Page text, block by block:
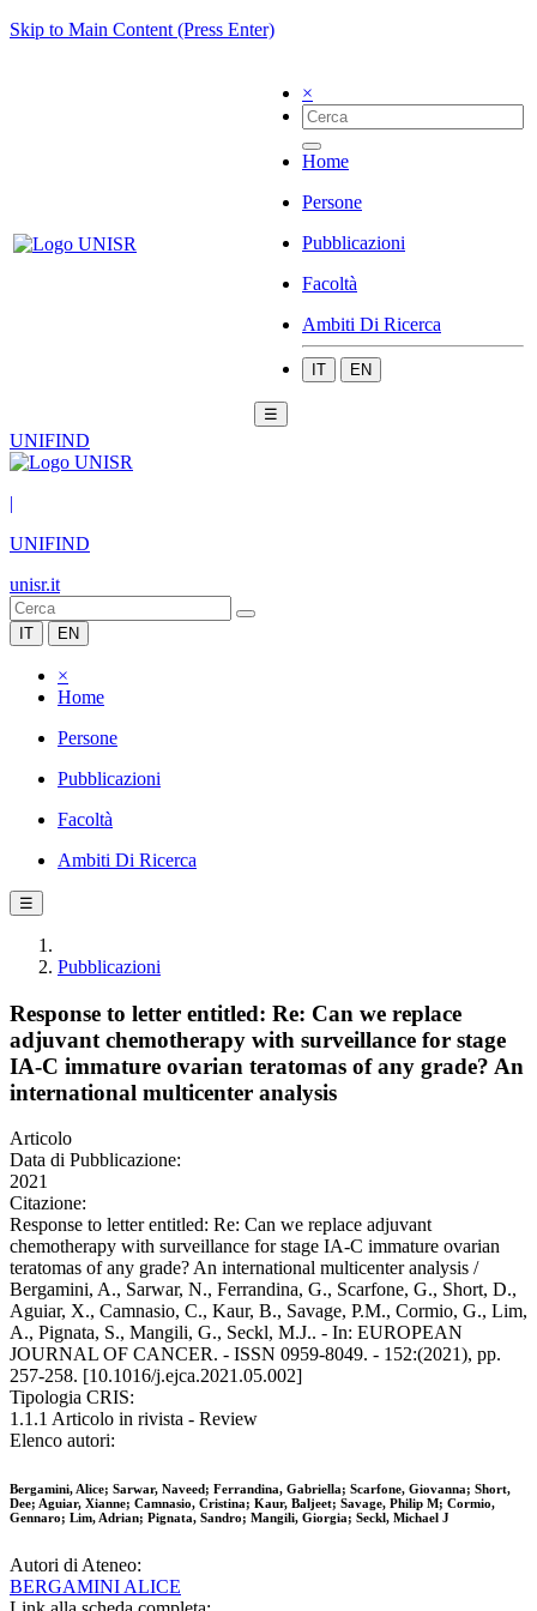
Skip to Main Content (Press Enter)
×
Home
Persone
Pubblicazioni
Facoltà
Ambiti Di Ricerca
IT EN
☰
UNIFIND
|
UNIFIND
unisr.it
IT EN
×
Home
Persone
Pubblicazioni
Facoltà
Ambiti Di Ricerca
☰
Pubblicazioni
Response to letter entitled: Re: Can we replace
adjuvant chemotherapy with surveillance for stage
IA-C immature ovarian teratomas of any grade? An
international multicenter analysis
Articolo
Data di Pubblicazione:
2021
Citazione:
Response to letter entitled: Re: Can we replace adjuvant
chemotherapy with surveillance for stage IA-C immature ovarian
teratomas of any grade? An international multicenter analysis /
Bergamini, A., Sarwar, N., Ferrandina, G., Scarfone, G., Short, D.,
Aguiar, X., Camnasio, C., Kaur, B., Savage, P.M., Cormio, G., Lim,
A., Pignata, S., Mangili, G., Seckl, M.J.. - In: EUROPEAN
JOURNAL OF CANCER. - ISSN 0959-8049. - 152:(2021), pp.
257-258. [10.1016/j.ejca.2021.05.002]
Tipologia CRIS:
1.1.1 Articolo in rivista - Review
Elenco autori:
Bergamini, Alice; Sarwar, Naveed; Ferrandina, Gabriella; Scarfone, Giovanna; Short,
Dee; Aguiar, Xianne; Camnasio, Cristina; Kaur, Baljeet; Savage, Philip M; Cormio,
Gennaro; Lim, Adrian; Pignata, Sandro; Mangili, Giorgia; Seckl, Michael J
Autori di Ateneo:
BERGAMINI ALICE